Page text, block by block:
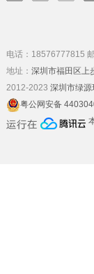
电话：18576777815
地址： 深圳市福田区上
2012-2023 深圳市绿
粤公网安备